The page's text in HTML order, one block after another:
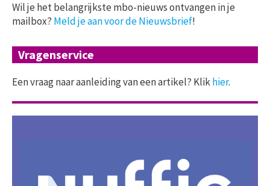
Wil je het belangrijkste mbo-nieuws ontvangen in je
mailbox? Meld je aan voor de Nieuwsbrief!
Vragenservice
Een vraag naar aanleiding van een artikel? Klikhier.